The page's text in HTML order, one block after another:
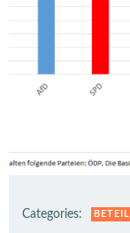
Categories: